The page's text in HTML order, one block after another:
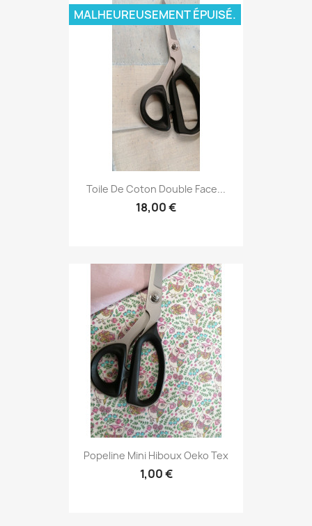
Toile De Coton Double Face...
18,00 €
MALHEUREUSEMENT ÉPUISÉ.
Popeline Mini Hiboux Oeko Tex
1,00 €